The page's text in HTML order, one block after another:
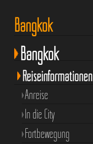
Bangkok
Bangkok
Reiseinformationen
Anreise
In die City
Fortbewegung